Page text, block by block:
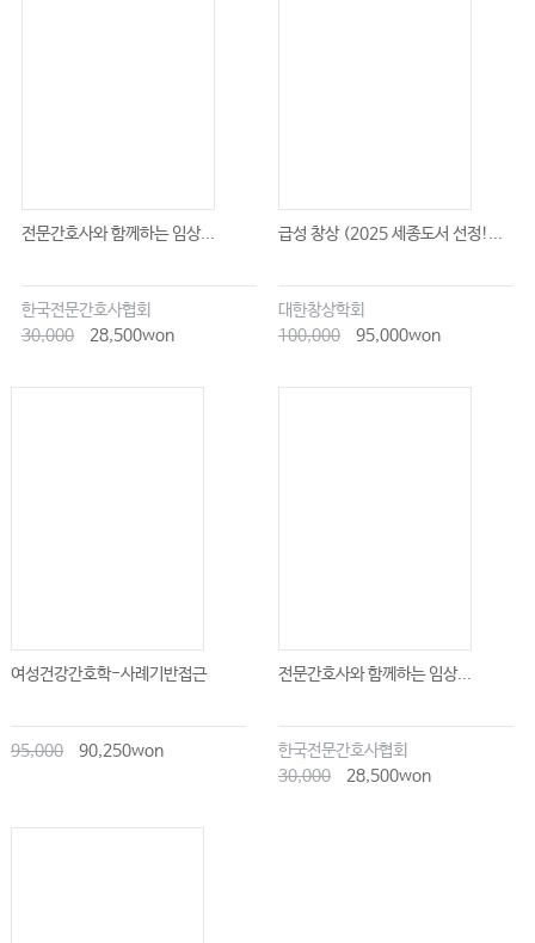
전문간호사와 함께하는 임상...
한국전문간호사협회
30,000
28,500won
급성 창상 (2025 세종도서 선정!...
대한창상학회
100,000
95,000won
여성건강간호학-사례기반접근
95,000 90,250won
전문간호사와 함께하는 임상...
한국전문간호사협회
30,000
28,500won